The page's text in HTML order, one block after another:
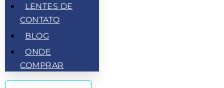
LENTES DE
CONTATO
BLOG
ONDE
COMPRAR